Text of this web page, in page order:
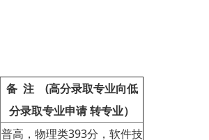
备 注
(高分录取专业向低
分录取专业申请 转专业）
普高，物理类393分，软件技